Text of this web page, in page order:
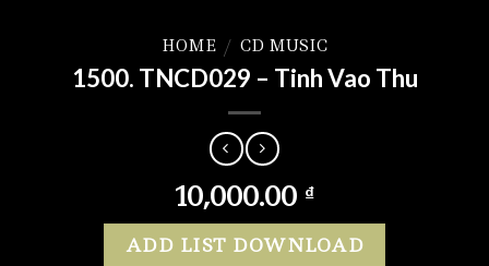
HOME / CD MUSIC
1500. TNCD029 – Tinh Vao Thu
10,000.00 ₫
ADD LIST DOWNLOAD